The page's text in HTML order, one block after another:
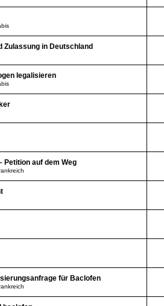
Zulassung in Deutschland
legalisieren
Petition auf dem Weg
für Baclofen